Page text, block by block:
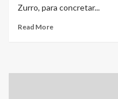
Zurro, para concretar...
Read More